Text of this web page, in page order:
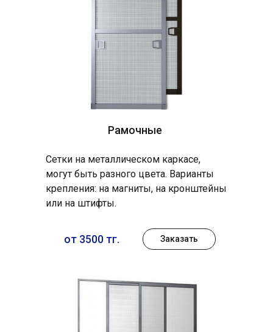
Рамочные
Сетки на металлическом каркасе,
могут быть разного цвета. Варианты
крепления: на магниты, на кронштейны
или на штифты.
от 3500 тг. Заказать